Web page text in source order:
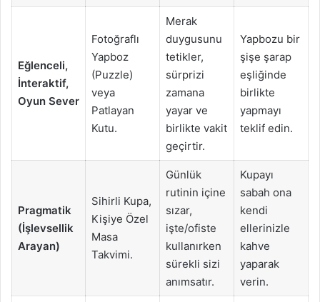
Eğlenceli,
İnteraktif,
Oyun Sever
Fotoğraflı
Yapboz
(Puzzle)
veya
Patlayan
Kutu.
Merak
duygusunu
tetikler,
sürprizi
zamana
yayar ve
birlikte vakit
geçirtir.
Yapbozu bir
şişe şarap
eşliğinde
birlikte
yapmayı
teklif edin.
Pragmatik
(İşlevsellik
Arayan)
Sihirli Kupa,
Kişiye Özel
Masa
Takvimi.
Günlük
rutinin içine
sızar,
işte/ofiste
kullanırken
sürekli sizi
anımsatır.
Kupayı
sabah ona
kendi
ellerinizle
kahve
yaparak
verin.